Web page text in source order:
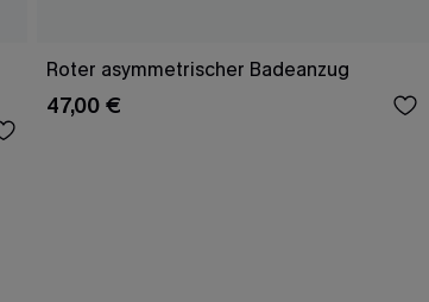
Roter asymmetrischer Badeanzug
47,00 €